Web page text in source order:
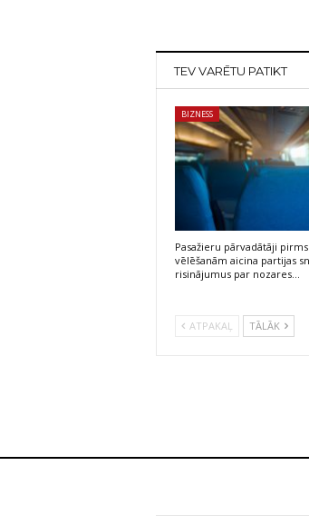
TEV VARĒTU PATIKT
BIZNESS
Pasažieru pārvadātāji pirms
vēlēšanām aicina partijas
risinājumus par nozares…
ATPAKAĻ TĀLĀK